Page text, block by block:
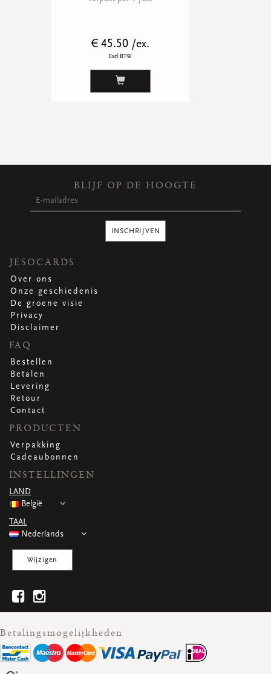
€ 45.50 /ex.
Excl BTW
BLIJF OP DE HOOGTE
INSCHRIJVEN
JESOCARDS
Over ons
Onze geschiedenis
De groene visie
Privacy
Disclaimer
FAQ
Bestellen
Betalen
Levering
Retour
Contact
PRODUCTEN
Verpakking
Cadeaubonnen
INSTELLINGEN
LAND
België
TAAL
Nederlands
Wijzigen
Betalingsmogelijkheden